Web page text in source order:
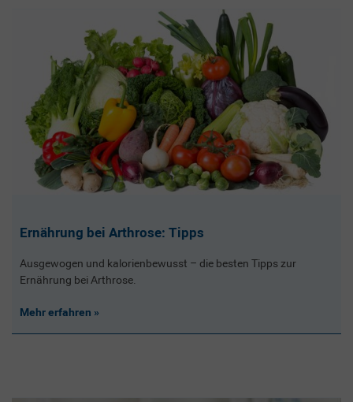
Ernährung bei Arthrose: Tipps
Ausgewogen und kalorienbewusst – die besten Tipps zur
Ernährung bei Arthrose.
Mehr erfahren